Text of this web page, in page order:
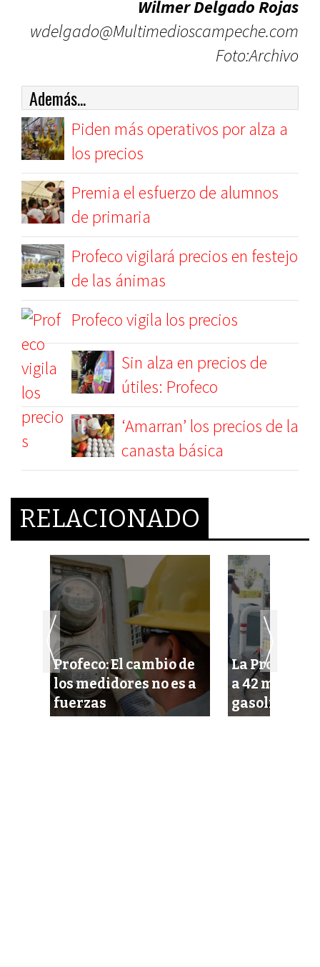
Wilmer Delgado Rojas
wdelgado@Multimedioscampeche.com
Foto:Archivo
Además...
Piden más operativos por alza a
los precios
Premia el esfuerzo de alumnos
de primaria
Profeco vigilará precios en festejo
de las ánimas
Profeco vigila los precios
Sin alza en precios de
útiles: Profeco
‘Amarran’ los precios de la
canasta básica
RELACIONADO
Profeco: El cambio de
los medidores no es a
fuerzas
La Profeco
a 42
gasolineras